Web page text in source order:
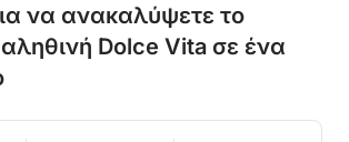
να ανακαλύψετε το
Dolce Vita σε ένα